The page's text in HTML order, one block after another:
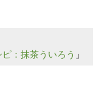
：抹茶ういろう 」